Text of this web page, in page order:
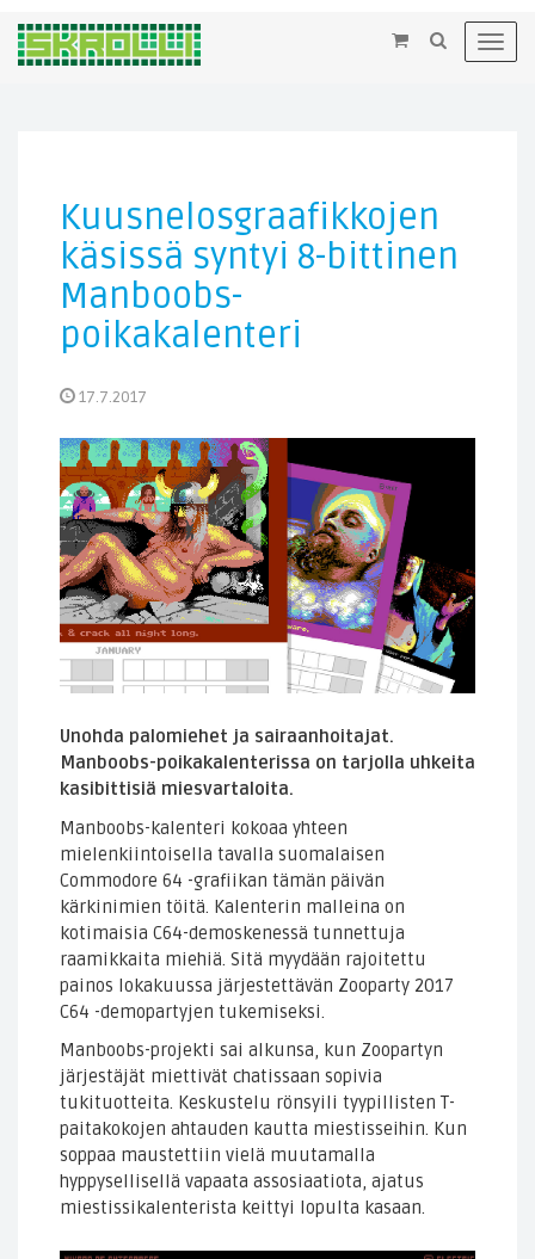
×
Kuusnelosgraafikkojen
käsissä syntyi 8-bittinen
Manboobs-
poikakalenteri
17.7.2017
Unohda palomiehet ja sairaanhoitajat.
Manboobs-poikakalenterissa on tarjolla uhkeita
kasibittisiä miesvartaloita.
Manboobs-kalenteri kokoaa yhteen
mielenkiintoisella tavalla suomalaisen
Commodore 64 -grafiikan tämän päivän
kärkinimien töitä. Kalenterin malleina on
kotimaisia C64-demoskenessä tunnettuja
raamikkaita miehiä. Sitä myydään rajoitettu
painos lokakuussa järjestettävän Zooparty 2017
C64 -demopartyjen tukemiseksi.
Manboobs-projekti sai alkunsa, kun Zoopartyn
järjestäjät miettivät chatissaan sopivia
tukituotteita. Keskustelu rönsyili tyypillisten T-
paitakokojen ahtauden kautta miestisseihin. Kun
soppaa maustettiin vielä muutamalla
hyppysellisellä vapaata assosiaatiota, ajatus
miestissikalenterista keittyi lopulta kasaan.